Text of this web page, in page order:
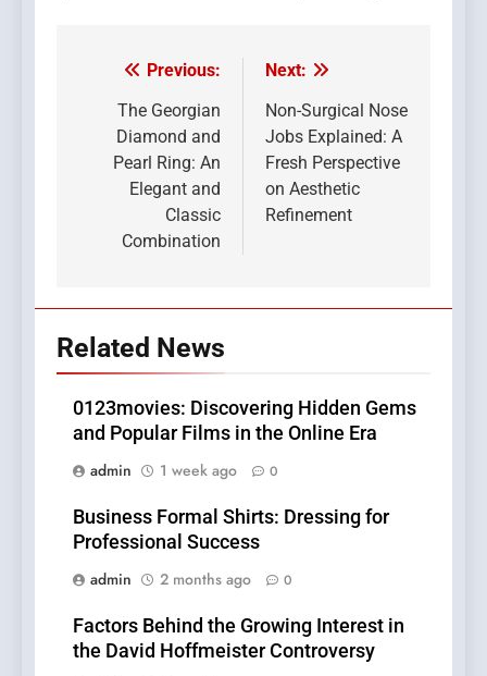
Post
navigation
Previous:
The Georgian
Diamond and
Pearl Ring: An
Elegant and
Classic
Combination
Next:
Non-Surgical Nose
Jobs Explained: A
Fresh Perspective
on Aesthetic
Refinement
Related News
0123movies: Discovering Hidden Gems
and Popular Films in the Online Era
admin
1 week ago 0
Business Formal Shirts: Dressing for
Professional Success
admin
2 months ago 0
Factors Behind the Growing Interest in
the David Hoffmeister Controversy